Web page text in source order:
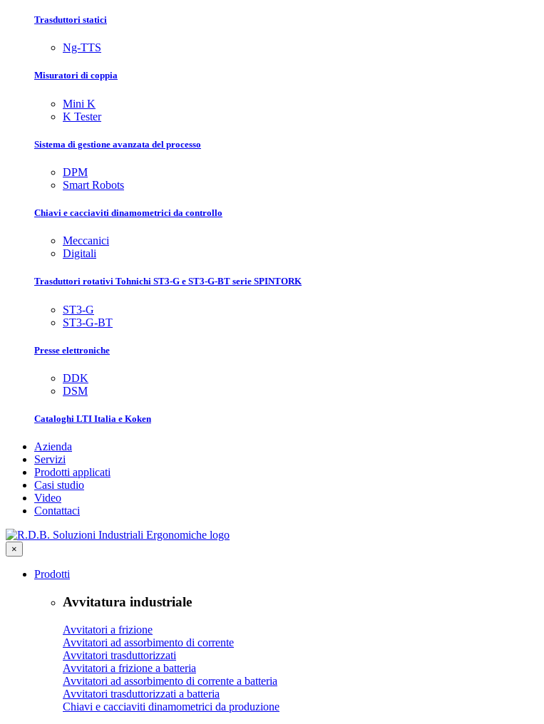
Trasduttori statici
Ng-TTS
Misuratori di coppia
Mini K
K Tester
Sistema di gestione avanzata del processo
DPM
Smart Robots
Chiavi e cacciaviti dinamometrici da controllo
Meccanici
Digitali
Trasduttori rotativi Tohnichi ST3-G e ST3-G-BT serie SPINTORK
ST3-G
ST3-G-BT
Presse elettroniche
DDK
DSM
Cataloghi LTI Italia e Koken
Azienda
Servizi
Prodotti applicati
Casi studio
Video
Contattaci
×
Prodotti
Avvitatura industriale
Avvitatori a frizione
Avvitatori ad assorbimento di corrente
Avvitatori trasduttorizzati
Avvitatori a frizione a batteria
Avvitatori ad assorbimento di corrente a batteria
Avvitatori trasduttorizzati a batteria
Chiavi e cacciaviti dinamometrici da produzione